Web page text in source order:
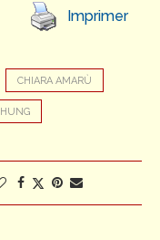
Imprimer
CHIARA AMARÙ